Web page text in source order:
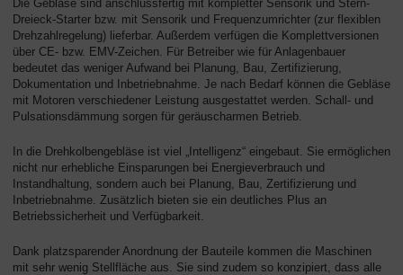
Die Gebläse sind anschlussfertig mit kompletter Sensorik und Stern-
Dreieck-Starter bzw. mit Sensorik und Frequenzumrichter (zur flexiblen
Drehzahlregelung) lieferbar. Außerdem verfügen die Komplettversionen
über CE- bzw. EMV-Zeichen. Für Betreiber wie für Anlagenbauer
bedeutet das weniger Aufwand bei Planung, Bau, Zertifizierung,
Dokumentation und Inbetriebnahme. Je nach Bedarf können die Gebläse
mit Motoren verschiedener Leistung ausgestattet werden. Schall- und
Pulsationsdämmung sorgen für geräuscharmen Betrieb.
In die Drehkolbengebläse ist viel „Intelligenz“ eingebaut. Sie ermöglichen
nicht nur erhebliche Einsparungen bei Energieverbrauch und
Instandhaltung, sondern auch bei Planung, Bau, Zertifizierung und
Inbetriebnahme. Zusätzlich bieten sie ein deutliches Plus an
Betriebssicherheit und Verfügbarkeit.
Dank platzsparender Anordnung der Bauteile kommen die Maschinen
mit sehr wenig Stellfläche aus. Sie sind zudem so konzipiert, dass alle